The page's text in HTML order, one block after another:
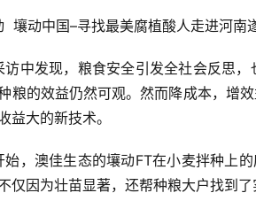
壤动中国–寻找最美腐植酸人走进河南
访中发现，粮食安全引发全社会反思
粮的效益仍然可观。然而降成本，增
益大的新技术。
， 澳佳生态的壤动FT在小麦拌种上
仅因为壮苗显著，还帮种粮大户找到